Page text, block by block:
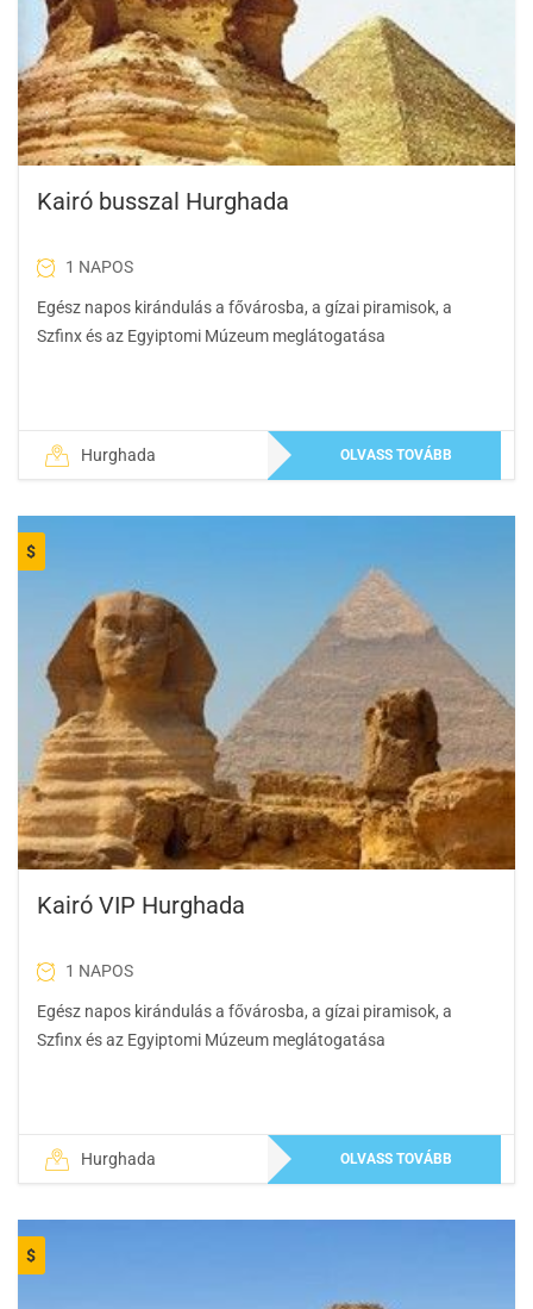
Kairó busszal Hurghada
1 NAPOS
Egész napos kirándulás a fővárosba, a gízai piramisok, a
Szfinx és az Egyiptomi Múzeum meglátogatása
Hurghada OLVASS TOVÁBB
$
Kairó VIP Hurghada
1 NAPOS
Egész napos kirándulás a fővárosba, a gízai piramisok, a
Szfinx és az Egyiptomi Múzeum meglátogatása
Hurghada OLVASS TOVÁBB
$